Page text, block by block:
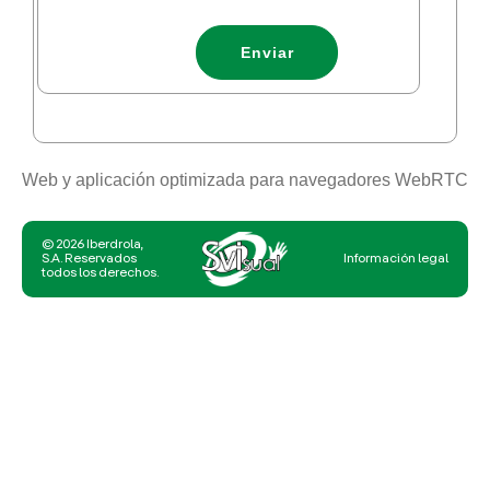
Enviar
Web y aplicación optimizada para navegadores WebRTC
© 2026 Iberdrola,
S.A. Reservados
todos los derechos.
Información legal